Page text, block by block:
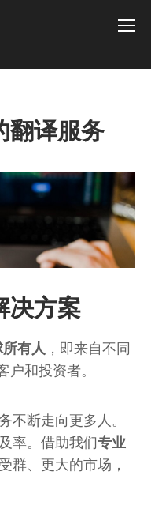
翻译服务
决方案
有人 ，即来自不同
户和投资者。
不断走向更多人。
率。借助我们专业
群、更大的市场，